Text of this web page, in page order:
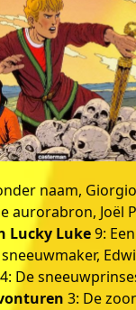
naam,
aurorabron, Joël
Lucky Luke9:
4: De
3: De